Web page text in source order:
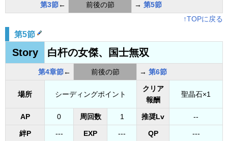
第3節← 前後の節 → 第5節
↑TOPに戻る
第5節
Story 白杆の女傑、国士無双
第4章節← 前後の節 → 第6節
場所 シーディングポイント
クリア
報酬
聖晶石×1
AP 0 周回数 1 推奨Lv --
絆P --- EXP --- QP ---